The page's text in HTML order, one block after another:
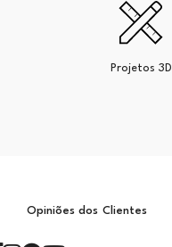
Projetos 3D
Opiniões dos Clientes